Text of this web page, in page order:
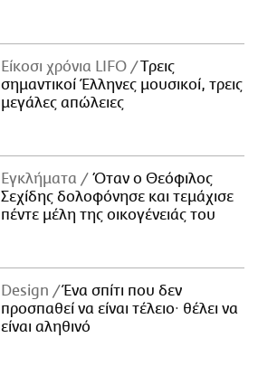
Είκοσι χρόνια LIFO
Tρεις
σημαντικοί Έλληνες μουσικοί, τρεις
μεγάλες απώλειες
Εγκλήματα
Όταν ο Θεόφιλος
Σεχίδης δολοφόνησε και τεμάχισε
πέντε μέλη της οικογένειάς του
Design
Ένα σπίτι που δεν
προσπαθεί να είναι τέλειο· θέλει να
είναι αληθινό